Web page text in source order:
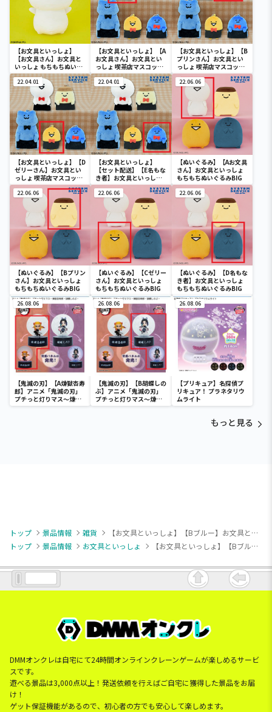
【お文具といっしょ】
【お文具さん】お文具と
いっしょ もちもちぬいぐ
るみXL プレミアム
【お文具といっしょ】【A
お文具さん】お文具とい
っしょ 喫茶店マスコット
キーチェーン
【お文具といっしょ】【B
プリンさん】お文具とい
っしょ 喫茶店マスコット
キーチェーン
22.04.01
【お文具といっしょ】【D
ゼリーさん】お文具とい
っしょ 喫茶店マスコット
キーチェーン
22.04.01
【お文具といっしょ】
【セット配送】【E名もな
き者】お文具といっしょ
喫茶店マスコットキーチ
ェーン
22.06.06
【ぬいぐるみ】【Aお文具
さん】お文具といっしょ
もちもちぬいぐるみBIG
22.06.06
【ぬいぐるみ】【Bプリン
さん】お文具といっしょ
もちもちぬいぐるみBIG
22.06.06
【ぬいぐるみ】【Cゼリー
さん】お文具といっしょ
もちもちぬいぐるみBIG
22.06.06
【ぬいぐるみ】【D名もな
き者】お文具といっしょ
もちもちぬいぐるみBIG
26.08.06
【鬼滅の刃】【A煉獄杏寿
郎】アニメ「鬼滅の刃」
プチっと灯りマス～煉獄
杏寿郎・胡蝶しのぶ～
26.08.06
【鬼滅の刃】【B胡蝶しの
ぶ】アニメ「鬼滅の刃」
プチっと灯りマス～煉獄
杏寿郎・胡蝶しのぶ～
26.08.06
【プリキュア】名探偵プ
リキュア！ プラネタリウ
ムライト
もっと見る
トップ 景品情報 雑貨
【お文具といっしょ】【Bブルー】お文具といっしょ マルチスクエアファン
トップ
景品情報 お文具といっしょ 【お文具といっしょ】【Bブルー】お文具といっしょ マルチスクエアファン
DMMオンクレは自宅にて24時間オンラインクレーンゲームが楽しめるサービ
スです。
遊べる景品は3,000点以上！発送依頼を行えばご自宅に獲得した景品をお届
け！
ゲット保証機能があるので、初心者の方でも安心して楽しめます。